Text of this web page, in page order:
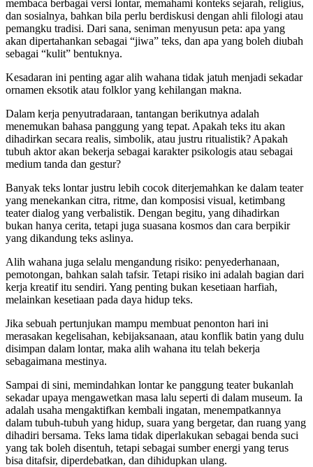
membaca berbagai versi lontar, memahami konteks sejarah, religius,
dan sosialnya, bahkan bila perlu berdiskusi dengan ahli filologi atau
pemangku tradisi. Dari sana, seniman menyusun peta: apa yang
akan dipertahankan sebagai “jiwa” teks, dan apa yang boleh diubah
sebagai “kulit” bentuknya.
Kesadaran ini penting agar alih wahana tidak jatuh menjadi sekadar
ornamen eksotik atau folklor yang kehilangan makna.
Dalam kerja penyutradaraan, tantangan berikutnya adalah
menemukan bahasa panggung yang tepat. Apakah teks itu akan
dihadirkan secara realis, simbolik, atau justru ritualistik? Apakah
tubuh aktor akan bekerja sebagai karakter psikologis atau sebagai
medium tanda dan gestur?
Banyak teks lontar justru lebih cocok diterjemahkan ke dalam teater
yang menekankan citra, ritme, dan komposisi visual, ketimbang
teater dialog yang verbalistik. Dengan begitu, yang dihadirkan
bukan hanya cerita, tetapi juga suasana kosmos dan cara berpikir
yang dikandung teks aslinya.
Alih wahana juga selalu mengandung risiko: penyederhanaan,
pemotongan, bahkan salah tafsir. Tetapi risiko ini adalah bagian dari
kerja kreatif itu sendiri. Yang penting bukan kesetiaan harfiah,
melainkan kesetiaan pada daya hidup teks.
Jika sebuah pertunjukan mampu membuat penonton hari ini
merasakan kegelisahan, kebijaksanaan, atau konflik batin yang dulu
disimpan dalam lontar, maka alih wahana itu telah bekerja
sebagaimana mestinya.
Sampai di sini, memindahkan lontar ke panggung teater bukanlah
sekadar upaya mengawetkan masa lalu seperti di dalam museum. Ia
adalah usaha mengaktifkan kembali ingatan, menempatkannya
dalam tubuh-tubuh yang hidup, suara yang bergetar, dan ruang yang
dihadiri bersama. Teks lama tidak diperlakukan sebagai benda suci
yang tak boleh disentuh, tetapi sebagai sumber energi yang terus
bisa ditafsir, diperdebatkan, dan dihidupkan ulang.